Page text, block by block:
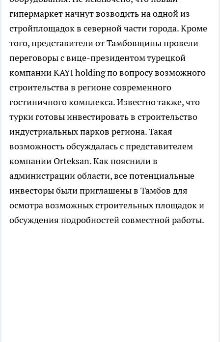
гипермаркет начнут возводить на одной из
стройплощадок в северной части города. Кроме
того, представители от Тамбовщины провели
переговоры с вице-президентом турецкой
компании KAYI holding по вопросу возможного
строительства в регионе современного
гостиничного комплекса. Известно также, что
турки готовы инвестировать в строительство
индустриальных парков региона. Такая
возможность обсуждалась с представителем
компании Orteksan. Как пояснили в
администрации области, все потенциальные
инвесторы были приглашены в Тамбов для
осмотра возможных строительных площадок и
обсуждения подробностей совместной работы.